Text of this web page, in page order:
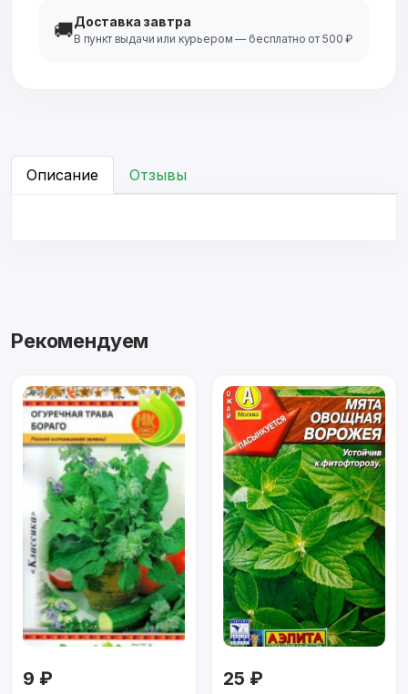
🚚Доставка завтра
В пункт выдачи или курьером — бесплатно от 500 ₽
Описание Отзывы
Рекомендуем
9 ₽ 25 ₽